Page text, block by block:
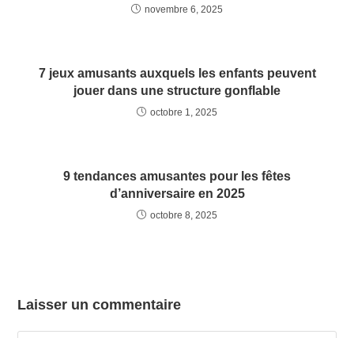
novembre 6, 2025
7 jeux amusants auxquels les enfants peuvent
jouer dans une structure gonflable
octobre 1, 2025
9 tendances amusantes pour les fêtes
d’anniversaire en 2025
octobre 8, 2025
Laisser un commentaire